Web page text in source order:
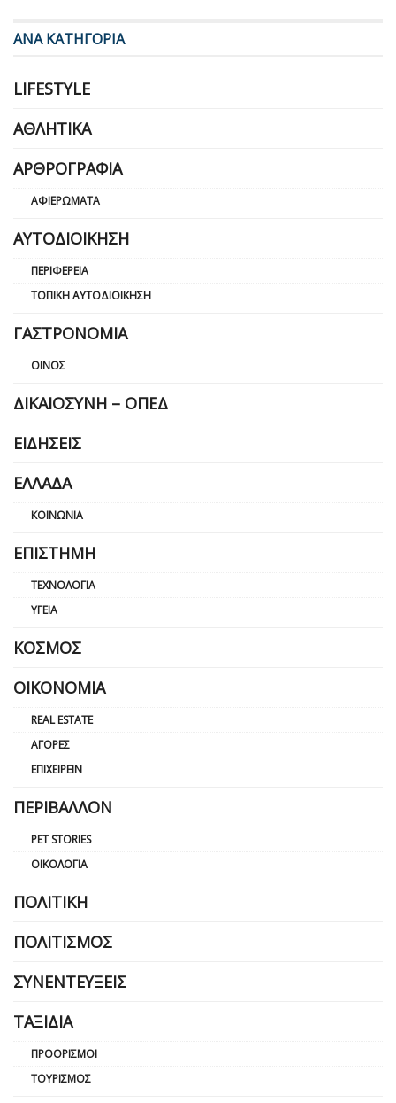
ΑΝΑ ΚΑΤΗΓΟΡΙΑ
LIFESTYLE
ΑΘΛΗΤΙΚΆ
ΑΡΘΡΟΓΡΑΦΊΑ
ΑΦΙΕΡΏΜΑΤΑ
ΑΥΤΟΔΙΟΊΚΗΣΗ
ΠΕΡΙΦΈΡΕΙΑ
ΤΟΠΙΚΉ ΑΥΤΟΔΙΟΊΚΗΣΗ
ΓΑΣΤΡΟΝΟΜΊΑ
ΟΊΝΟΣ
ΔΙΚΑΙΟΣΎΝΗ – ΟΠΕΔ
ΕΙΔΉΣΕΙΣ
ΕΛΛΆΔΑ
ΚΟΙΝΩΝΊΑ
ΕΠΙΣΤΉΜΗ
ΤΕΧΝΟΛΟΓΊΑ
ΥΓΕΊΑ
ΚΌΣΜΟΣ
ΟΙΚΟΝΟΜΊΑ
REAL ESTATE
ΑΓΟΡΈΣ
ΕΠΙΧΕΙΡΕΊΝ
ΠΕΡΙΒΆΛΛΟΝ
PET STORIES
ΟΙΚΟΛΟΓΊΑ
ΠΟΛΙΤΙΚΉ
ΠΟΛΙΤΙΣΜΌΣ
ΣΥΝΕΝΤΕΎΞΕΙΣ
ΤΑΞΊΔΙΑ
ΠΡΟΟΡΙΣΜΟΊ
ΤΟΥΡΙΣΜΌΣ